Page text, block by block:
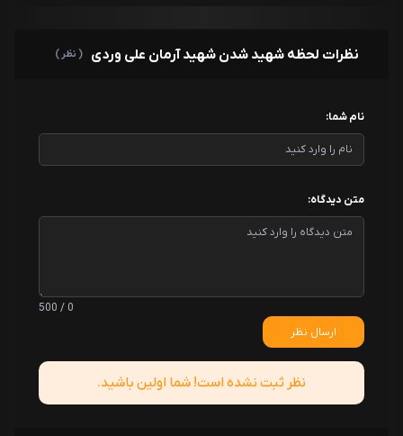
نظرات لحظه شهید شدن شهید آرمان علی وردی ( نظر )
نام شما:
متن دیدگاه:
0 / 500
ارسال نظر
نظر ثبت نشده است! شما اولین باشید.